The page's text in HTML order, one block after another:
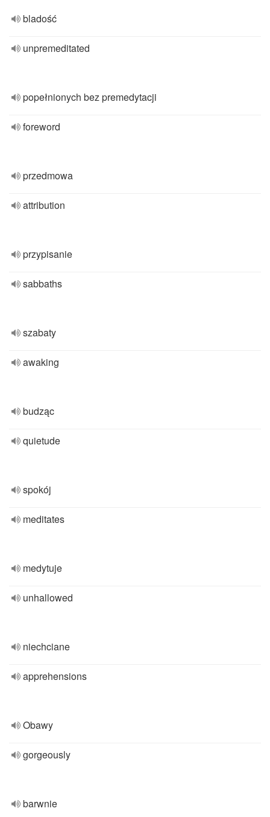
bladość
unpremeditated
popełnionych bez premedytacji
foreword
przedmowa
attribution
przypisanie
sabbaths
szabaty
awaking
budząc
quietude
spokój
meditates
medytuje
unhallowed
niechciane
apprehensions
Obawy
gorgeously
barwnie